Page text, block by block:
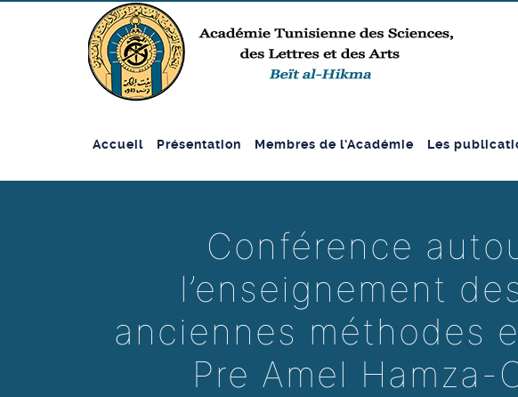
Accueil Présentation Membres de l’Académie Les
Conférence
l’enseignement
anciennes méthodes
Pre Amel